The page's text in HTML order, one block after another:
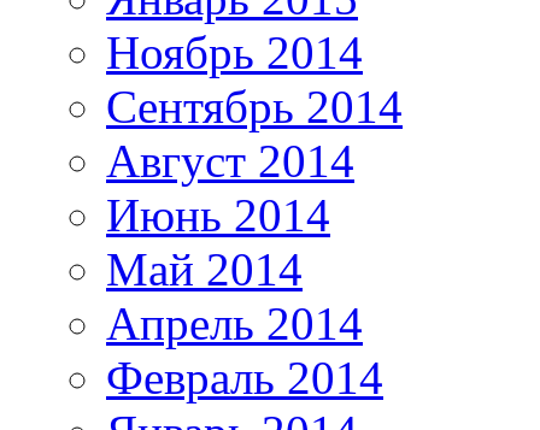
Ноябрь 2014
Сентябрь 2014
Август 2014
Июнь 2014
Май 2014
Апрель 2014
Февраль 2014